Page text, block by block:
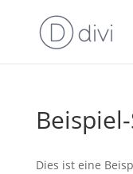
Dies ist eine